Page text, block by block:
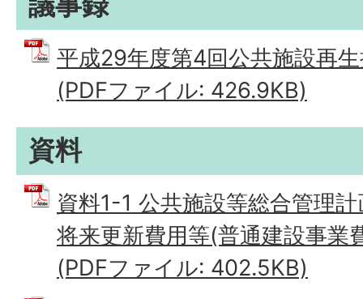
平成29年度第4回公共施設再
(PDFファイル: 426.9KB)
資料
資料1-1 公共施設等総合管理
将来更新費用等(普通建設事業
(PDFファイル: 402.5KB)